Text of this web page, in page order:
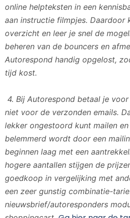
online helpteksten in een
aan instructie filmpjes. Daardoor
overzicht en leer je snel de
beheren van de bouncers en
Autorespond handig opgelost,
tijd kost.
4. Bij Autorespond betaal je
niet voor de verzonden emails.
lekker ongestoord kunt mailen
belemmerd wordt door een
beginnen laag met een
hogere aantallen stijgen de
goedkoop in vergelijking met
een zeer gunstig combinatie-
nieuwsbrief/autoresponders